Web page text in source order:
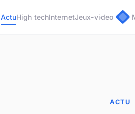
ActuHigh techInternetJeux-video
ACTU